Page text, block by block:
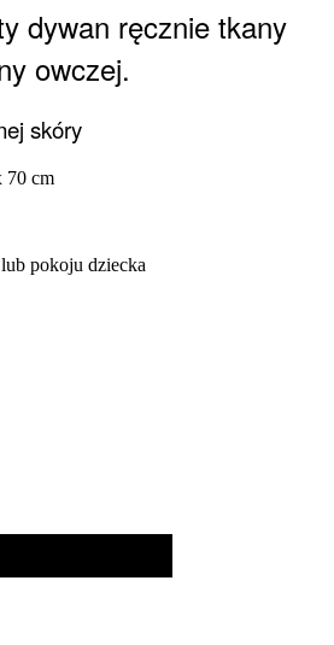
dywan ręcznie tkany
owczej.
skóry
70 cm
pokoju dziecka